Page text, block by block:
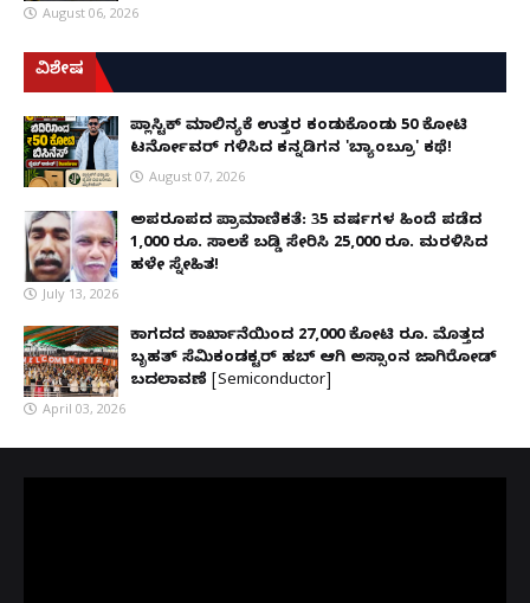
August 06, 2026
ವಿಶೇಷ
ಪ್ಲಾಸ್ಟಿಕ್ ಮಾಲಿನ್ಯಕ್ಕೆ ಉತ್ತರ ಕಂಡುಕೊಂಡು ₹50 ಕೋಟಿ
ಟರ್ನೋವರ್ ಗಳಿಸಿದ ಕನ್ನಡಿಗನ 'ಬ್ಯಾಂಬ್ರೂ' ಕಥೆ!
August 07, 2026
ಅಪರೂಪದ ಪ್ರಾಮಾಣಿಕತೆ: 35 ವರ್ಷಗಳ ಹಿಂದೆ ಪಡೆದ
1,000 ರೂ. ಸಾಲಕ್ಕೆ ಬಡ್ಡಿ ಸೇರಿಸಿ 25,000 ರೂ. ಮರಳಿಸಿದ
ಹಳೇ ಸ್ನೇಹಿತ!
July 13, 2026
ಕಾಗದದ ಕಾರ್ಖಾನೆಯಿಂದ 27,000 ಕೋಟಿ ರೂ. ಮೊತ್ತದ
ಬೃಹತ್ ಸೆಮಿಕಂಡಕ್ಟರ್ ಹಬ್ ಆಗಿ ಅಸ್ಸಾಂನ ಜಾಗಿರೋಡ್
ಬದಲಾವಣೆ [Semiconductor]
April 03, 2026